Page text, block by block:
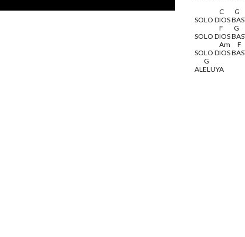
                     C         G
SOLO DIOS
                     F         G
SOLO DIOS
                     Am      F
SOLO DIOS
        G
ALELUYA